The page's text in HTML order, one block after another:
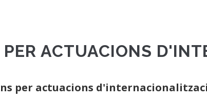
ACTUACIONS
per actuacions